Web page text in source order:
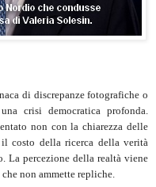
di discrepanze fotografiche o
crisi democratica profonda.
non con la chiarezza delle
costo della ricerca della verità
La percezione della realtà viene
non ammette repliche.